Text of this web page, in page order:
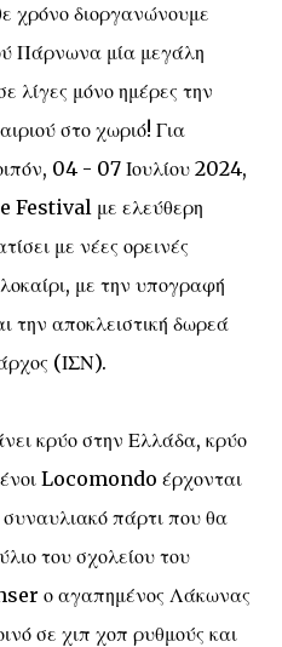
χρόνο διοργανώνουμε
Πάρνωνα μία μεγάλη
λίγες μόνο ημέρες την
στο χωριό! Για
04 - 07 Ιουλίου 2024,
με ελεύθερη
με νέες ορεινές
με την υπογραφή
αποκλειστική δωρεά
(ΙΣΝ).
κρύο στην Ελλάδα, κρύο
Locomondo έρχονται
πάρτι που θα
του σχολείου του
ο αγαπημένος Λάκωνας
σε χιπ χοπ ρυθμούς και